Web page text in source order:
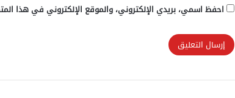
احفظ اسمي، بريدي الإلكتروني، والموقع الإلكتروني في هذا